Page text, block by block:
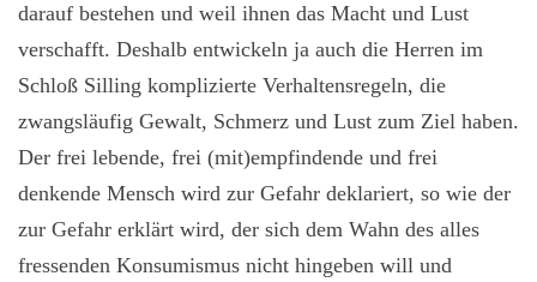
darauf bestehen und weil ihnen das Macht und Lust
verschafft. Deshalb entwickeln ja auch die Herren im
Schloß Silling komplizierte Verhaltensregeln, die
zwangsläufig Gewalt, Schmerz und Lust zum Ziel haben.
Der frei lebende, frei (mit)empfindende und frei
denkende Mensch wird zur Gefahr deklariert, so wie der
zur Gefahr erklärt wird, der sich dem Wahn des alles
fressenden Konsumismus nicht hingeben will und